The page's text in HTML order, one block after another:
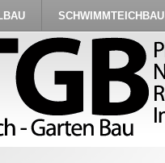
SCHWIMMTEICHBAU